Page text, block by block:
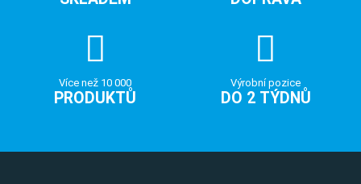
Více než 10 000
PRODUKTŮ
Výrobní pozice
DO 2 TÝDNŮ